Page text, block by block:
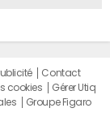
Contact
cookies
Gérer Utiq
Groupe Figaro